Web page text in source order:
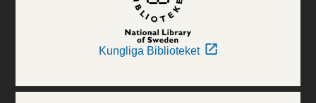
Kungliga Biblioteket